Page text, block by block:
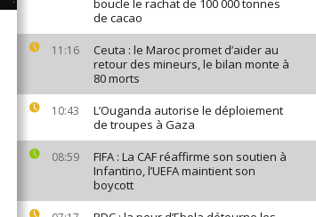
boucle le rachat de 100 000 tonnes
de cacao
11:16
Ceuta : le Maroc promet d’aider au
retour des mineurs, le bilan monte à
80 morts
10:43
L’Ouganda autorise le déploiement
de troupes à Gaza
08:59
FIFA : La CAF réaffirme son soutien à
Infantino, l’UEFA maintient son
boycott